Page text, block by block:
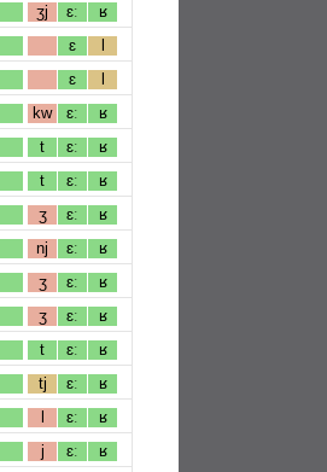
ʒj ɛː ʁ
ɛ l
ɛ l
kw ɛː ʁ
t ɛː ʁ
t ɛː ʁ
ʒ ɛː ʁ
nj ɛː ʁ
ʒ ɛː ʁ
ʒ ɛː ʁ
t ɛː ʁ
tj ɛː ʁ
l ɛː ʁ
j ɛː ʁ